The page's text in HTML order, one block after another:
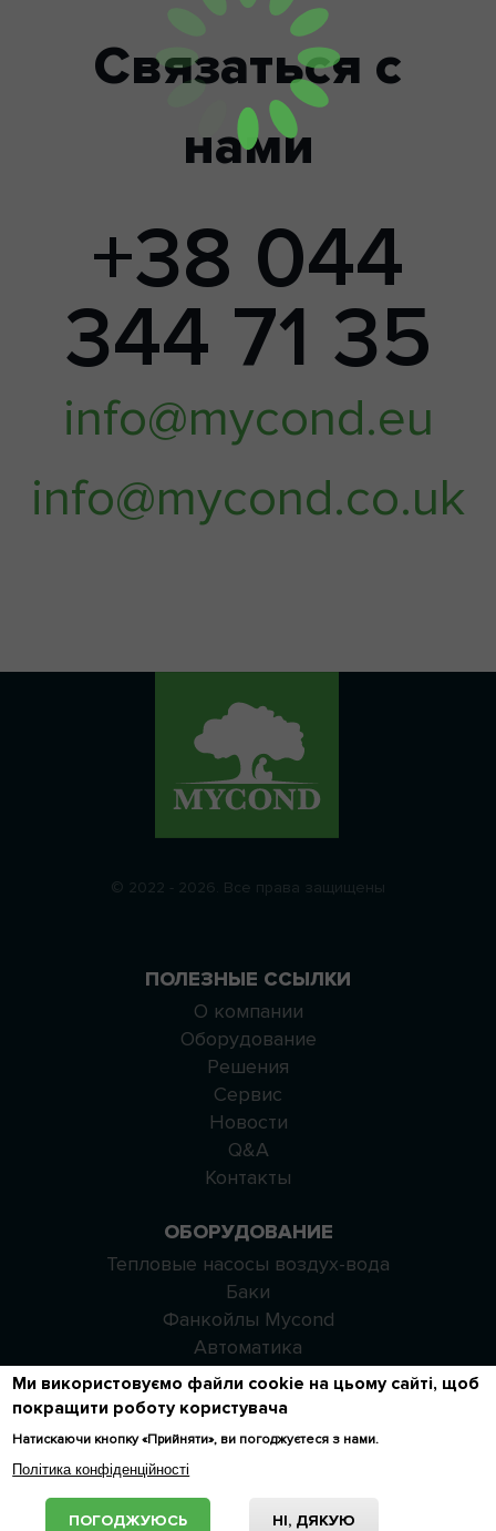
Связаться с
нами
+38 044
344 71 35
info@mycond.eu
info@mycond.co.uk
© 2022 - 2026. Все права защищены
ПОЛЕЗНЫЕ ССЫЛКИ
О компании
Оборудование
Решения
Сервис
Новости
Q&A
Контакты
ОБОРУДОВАНИЕ
Тепловые насосы воздух-вода
Баки
Фанкойлы Mycond
Автоматика
СВЯЗАТЬСЯ С НАМИ
+38 044 344 71 35
info@mycond.eu
info@mycond.co.uk
Ми використовуємо файли cookie на цьому сайті, щоб
покращити роботу користувача
Натискаючи кнопку «Прийняти», ви погоджуєтеся з нами.
Політика конфіденційності
ПОГОДЖУЮСЬ НІ, ДЯКУЮ